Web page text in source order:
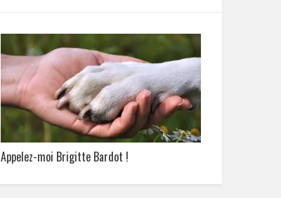
Appelez-moi Brigitte Bardot !